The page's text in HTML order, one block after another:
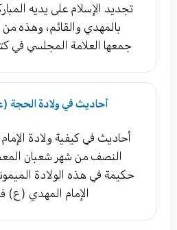
تجديد الإسلام على يديه
بالمهدي والقائم، وهذه من
جمعها العلامة المجلسي في
أحاديث في ولادة الحجة
أحاديث في كيفية ولادة
النصف من شهر شعبان
حكيمة في هذه الولادة
الإمام المهدي (ع)